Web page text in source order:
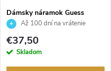
Dámsky náramok Guess
JUBB05022JWRHS
Až 100 dní na vrátenie
tovaru. Autorizovaný predajca.
€37,50
Skladom